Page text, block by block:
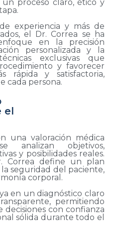
proceso claro, ético y
experiencia y más de
el Dr. Correa se ha
en la precisión
personalizada y la
exclusivas que
y favorecer
rápida y satisfactoria,
cada persona.
el
una valoración médica
analizan objetivos,
y posibilidades reales.
Correa define un plan
seguridad del paciente,
corporal.
en un diagnóstico claro
permitiendo
con confianza
sólida durante todo el